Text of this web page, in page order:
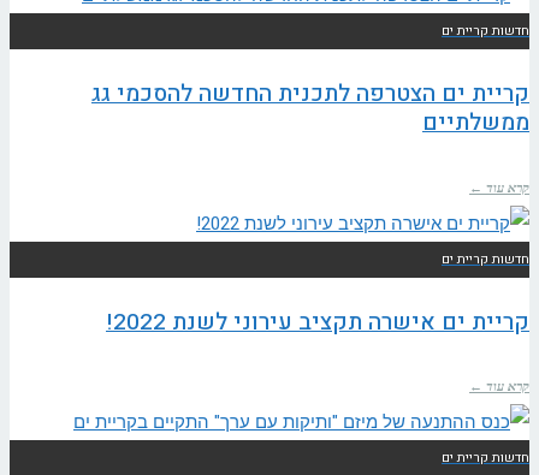
חדשות קריית ים
קריית ים הצטרפה לתכנית החדשה להסכמי גג
ממשלתיים
קרא עוד ←
חדשות קריית ים
קריית ים אישרה תקציב עירוני לשנת 2022!
קרא עוד ←
חדשות קריית ים